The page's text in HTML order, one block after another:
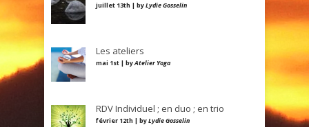
juillet 13th | byLydie Gosselin
Les ateliers
mai 1st | byAtelier Yoga
RDV Individuel ; en duo ; en trio
février 12th | byLydie Gosselin